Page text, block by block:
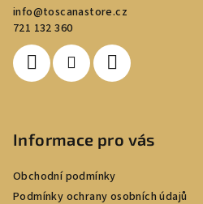
info@toscanastore.cz
721 132 360
Informace pro vás
Obchodní podmínky
Podmínky ochrany osobních údajů